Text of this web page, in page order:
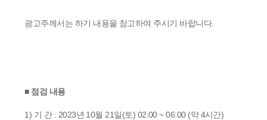
광고주께서는 하기 내용을 참고하여 주시기 바랍니다.
■ 점검 내용
1) 기 간: 2023년 10월 21 일 (토) 02:00 ~ 06:00 (약4시간)